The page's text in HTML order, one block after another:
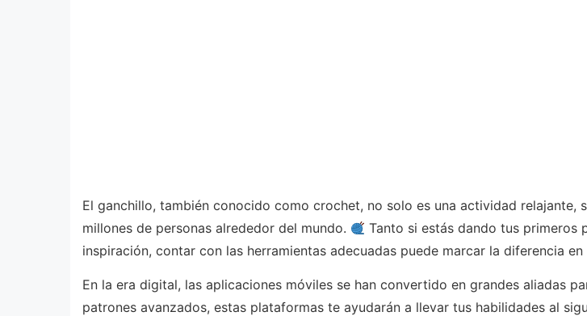
El ganchillo, también conocido como crochet, no solo es una actividad
millones de personas alrededor del mundo.
Tanto si estás dando tus primeros
inspiración, contar con las herramientas adecuadas puede marcar la diferencia
En la era digital, las aplicaciones móviles se han convertido en grandes aliadas
patrones avanzados, estas plataformas te ayudarán a llevar tus habilidades al